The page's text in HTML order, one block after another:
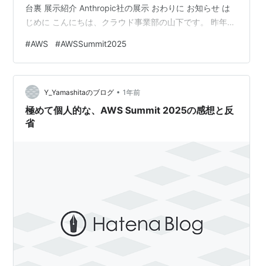
台裏 展示紹介 Anthropic社の展示 おわりに お知らせ は
じめに こんにちは、クラウド事業部の山下です。 昨年に
ました。 少し時間が空いてしまいましたが、会場の雰囲
気や気になった展示・セッションについて振り返りつつ
紹介したいと思います。 イベントの概要 イベント名：
AWS Summit 2025 開催日：2025年6月25日-26日の2日
間 会場：幕張メッ…
#AWS #AWSSummit2025
Y_Yamashitaのブログ • 1年前
極めて個人的な、AWS Summit 2025の感想と反
省